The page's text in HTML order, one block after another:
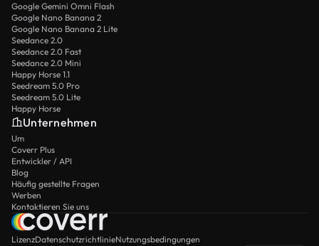
Google Gemini Omni Flash
Google Nano Banana 2
Google Nano Banana 2 Lite
Seedance 2.0
Seedance 2.0 Fast
Seedance 2.0 Mini
Happy Horse 1.1
Seedream 5.0 Pro
Seedream 5.0 Lite
Happy Horse
Unternehmen
Um
Coverr Plus
Entwickler / API
Blog
Häufig gestellte Fragen
Werben
Kontaktieren Sie uns
LizenzDatenschutzrichtlinieNutzungsbedingungen